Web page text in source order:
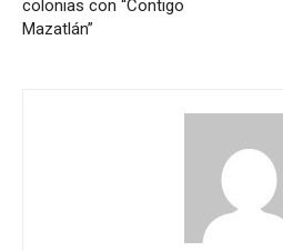
colonias con “Contigo
Mazatlán”